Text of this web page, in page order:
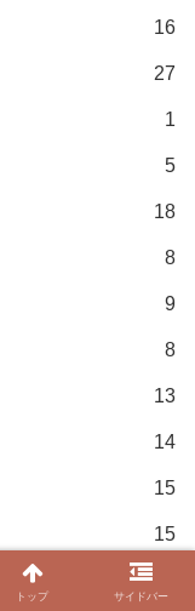
16
27
1
5
18
8
9
8
13
14
15
15
トップ サイドバー